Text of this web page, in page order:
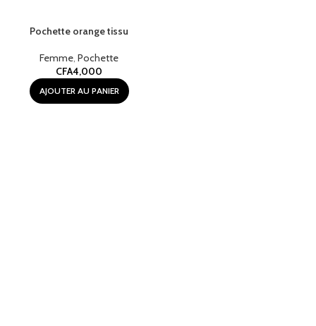
Pochette orange tissu
Femme, Pochette
CFA4,000
AJOUTER AU PANIER